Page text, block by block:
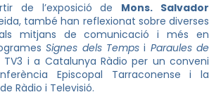
de l’exposició de Mons. Salvador
també han reflexionat sobre diverses
mitjans de comunicació i més en
Signes dels Temps i Paraules de
TV3 i a Catalunya Ràdio per un conveni
Episcopal Tarraconense i la
Ràdio i Televisió.